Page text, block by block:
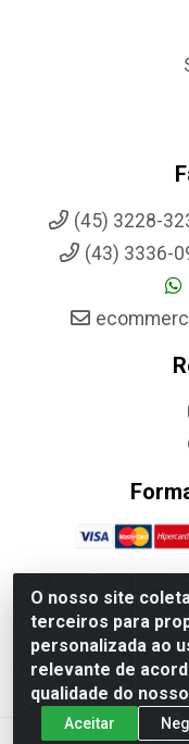
O nosso site
terceiros para
personalizada ao
relevante de
qualidade do
Aceitar
(45) 3228-
(43) 3336-
Jumbo Alimentos
Santos Dumont,